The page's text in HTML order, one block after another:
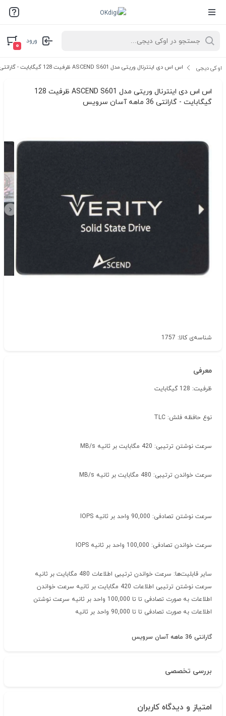
ورود
۰
اوکی دیجی اس اس دی اینترنال وریتی مدل ASCEND S601 ظرفیت 128 گیگابایت - گارانتی 36 ماهه آسان سرویس
اس اس دی اینترنال وریتی مدل ASCEND S601 ظرفیت 128
گیگابایت - گارانتی 36 ماهه آسان سرویس
شناسه‌ی کالا: 1757
معرفی
ظرفیت: 128 گیگابایت
نوع حافظه فلش: TLC
سرعت نوشتن ترتیبی: 420 مگابایت بر ثانیه MB/s
سرعت خواندن ترتیبی: 480 مگابایت بر ثانیه MB/s
سرعت نوشتن تصادفی: 90,000 واحد بر ثانیه IOPS
سرعت خواندن تصادفی: 100,000 واحد بر ثانیه IOPS
سایر قابلیت‌ها: سرعت خواندن ترتیبی اطلاعات 480 مگابایت بر ثانیه
سرعت نوشتن ترتیبی اطلاعات 420 مگابایت بر ثانیه سرعت خواندن
اطلاعات به صورت تصادفی تا تا 100,000 واحد بر ثانیه سرعت نوشتن
اطلاعات به صورت تصادفی تا تا 90,000 واحد بر ثانیه
گارانتی 36 ماهه آسان سرویس
بررسی تخصصی
امتیاز و دیدگاه کاربران